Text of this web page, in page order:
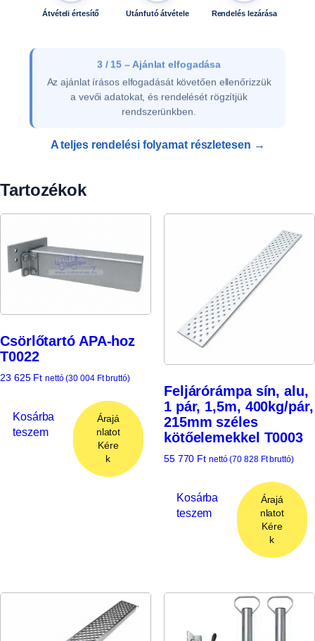
Átvételi értesítő Utánfutó átvétele Rendelés lezárása
3 / 15 – Ajánlat elfogadása
Az ajánlat írásos elfogadását követően ellenőrizzük
a vevői adatokat, és rendelését rögzítjük
rendszerünkben.
A teljes rendelési folyamat részletesen →
Tartozékok
Csörlőtartó APA-hoz
T0022
23 625 Ft nettó (30 004 Ftbruttó)
Kosárba
teszem
Árajá
nlatot
Kére
k
Feljárórámpa sín, alu,
1 pár, 1,5m, 400kg/pár,
215mm széles
kötőelemekkel T0003
55 770 Ft nettó (70 828 Ftbruttó)
Kosárba
teszem
Árajá
nlatot
Kére
k